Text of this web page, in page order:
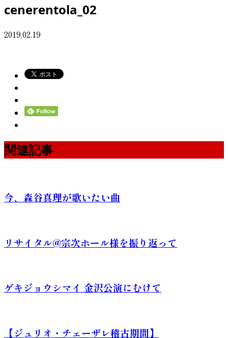
cenerentola_02
2019.02.19
関連記事
今、森谷真理が歌いたい曲
リサイタル@宗次ホール様を振り返って
ゲキジョウシマイ 金沢公演にむけて
【ジュリオ・チェーザレ稽古期間】